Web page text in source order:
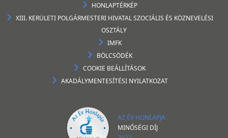
HONLAPTÉRKÉP
XIII. KERÜLETI POLGÁRMESTERI HIVATAL SZOCIÁLIS ÉS KÖZNEVELÉSI
OSZTÁLY
IMFK
BÖLCSÖDÉK
COOKIE BEÁLLÍTÁSOK
AKADÁLYMENTESÍTÉSI NYILATKOZAT
AZ ÉV HONLAPJA
MINŐSÉGI DÍJ